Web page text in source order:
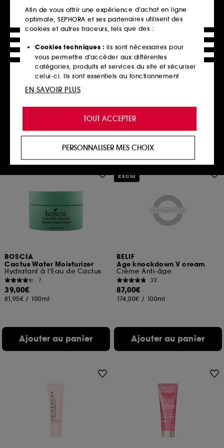
CLINIQUE
Moisture Surge™
Coffret Hydratation Eclat Visage et Lèvres
68
55,00€
Ajouter au panier
BOSCIA
Cactus Water Moisturizer
Hydratant à l'Eau de Cactus
7
39,00€
81,95€ / 100ml
Ajouter au panier
BELIF
Age knockdown V cream
Crème Anti-âge
32
87,00€
174,00€ / 100ml
Ajouter au panier
Exclu
Afin de vous offrir une expérience d’achat en ligne
optimale, SEPHORA et ses partenaires utilisent des
cookies et autres traceurs, tels que des :
Cookies techniques : ils sont nécessaires pour
vous permettre d’accéder aux différentes
catégories, produits et services du site et sécuriser
celui-ci. Ils sont essentiels au fonctionnement
technique du site et ne peuvent être désactivés.
de vous offrir une expérience enrichie et
personnalisée en vous recommandant des
produits, des services et des contenus qui
proposer des offres promotionnelles adaptées à
votre profil.
Cookies réseaux sociaux et publicité :
utilisés pour vous présenter du contenu susceptible
de vous plaire via des publicités, y compris sur des
sites tiers et sur les réseaux sociaux, sur la base
des pages que vous avez consultées, de votre
navigation, et de l'historique de vos interactions.
permettent de réaliser des statistiques de
fréquentation et de navigation sur notre site afin
d’en améliorer la performance.
Cookies de sécurisation des paiements en ligne :
ils nous permettent de lutter notamment contre les
Cookies fonctionnels :
il s’agit de cookies
permettant l’affichage et/ou la fourniture de
cookies d’authentification qui sont utilisés afin de
prolongée vous permettant d’accéder à votre
compte lors de votre prochaine visite sur le site
sans saisir à nouveau votre identifiant et mot de
passe.
TOUT ACCEPTER
PERSONNALISER MES CHOIX
EN SAVOIR PLUS